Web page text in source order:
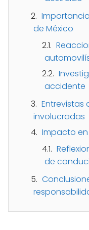
de México
accidente
Entrevistas
involucradas
Impacto
de